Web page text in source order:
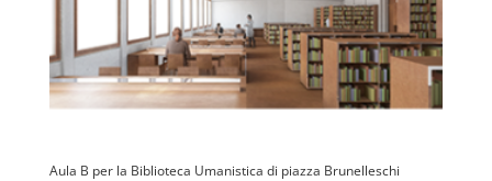
Aula B per la Biblioteca Umanistica di piazza Brunelleschi